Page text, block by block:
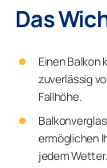
Das
Einen Balkon
zuverlässig
Fallhöhe.
ermöglichen
jedem Wetter.